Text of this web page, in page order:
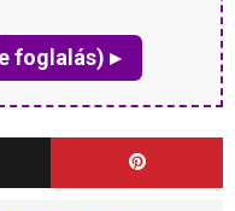
foglalás) ▸